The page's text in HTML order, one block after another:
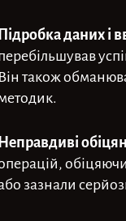
даних і
Він також
зазнали